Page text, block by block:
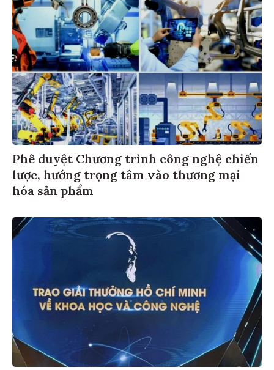
Phê duyệt Chương trình công nghệ chiến
lược, hướng trọng tâm vào thương mại
hóa sản phẩm